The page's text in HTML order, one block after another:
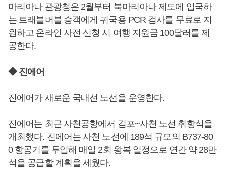
마리아나 관광청은 2월부터 북마리아나 제도에 입국하
는 트래블버블 승객에게 귀국용 PCR 검사를 무료로 지
원하고 온라인 사전 신청 시 여행 지원금 100달러를 제
공한다.
◆ 진에어
진에어가 새로운 국내선 노선을 운영한다.
진에어는 최근 사천공항에서 김포~사천 노선 취항식을
개최했다. 진에어는 사천 노선에 189석 규모의 B737-80
0 항공기를 투입해 매일 2회 왕복 일정으로 연간 약 28만
석을 공급할 계획을 세웠다.